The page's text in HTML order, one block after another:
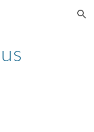
Skip to navigation